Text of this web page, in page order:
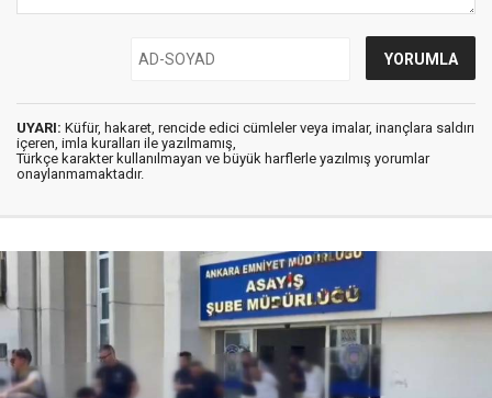
UYARI: Küfür, hakaret, rencide edici cümleler veya imalar, inançlara saldırı
içeren, imla kuralları ile yazılmamış,
Türkçe karakter kullanılmayan ve büyük harflerle yazılmış yorumlar
onaylanmamaktadır.